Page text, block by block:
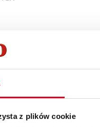
z plików cookie